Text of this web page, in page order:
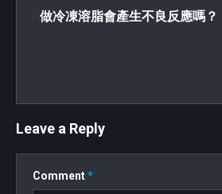
做冷凍溶脂會產生不良反應嗎？
Leave a Reply
Comment*